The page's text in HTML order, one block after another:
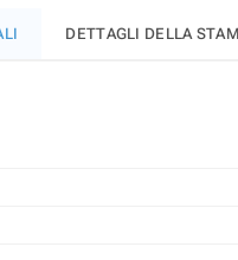
DETTAGLI DELLA